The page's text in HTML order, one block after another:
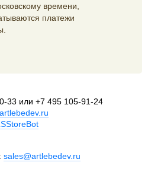
времени,
платежи
33 или +7 495 105-91-24
sales@artlebedev.ru